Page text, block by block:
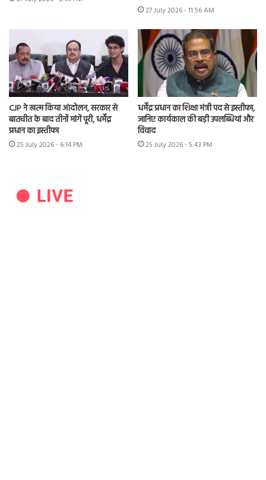
27 July 2026 - 11:56 AM
CJP ने खत्म किया आंदोलन, सरकार से
बातचीत के बाद तीनों मांगें पूरी, धर्मेंद्र
प्रधान का इस्तीफा
25 July 2026 - 6:14 PM
धर्मेंद्र प्रधान का शिक्षा मंत्री पद से इस्तीफा,
जानिए कार्यकाल की बड़ी उपलब्धियां और
विवाद
25 July 2026 - 5:43 PM